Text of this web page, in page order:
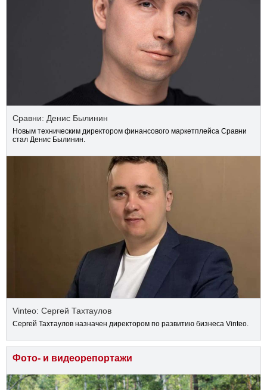
Сравни: Денис Былинин
Новым техническим директором финансового маркетплейса Сравни
стал Денис Былинин.
Vinteo: Сергей Тахтаулов
Сергей Тахтаулов назначен директором по развитию бизнеса Vinteo.
Фото- и видеорепортажи